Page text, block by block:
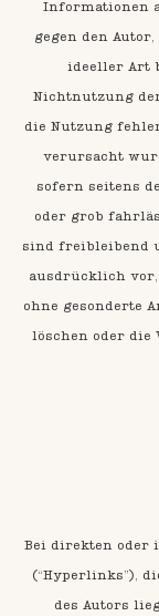
Informationen
gegen den
ideeller Art
Nichtnutzung
die Nutzung
verursacht
sofern seitens
oder grob
sind freibleibend
ausdrücklich vor,
ohne gesonderte
löschen oder
Bei direkten oder
(“Hyperlinks”),
des Autors